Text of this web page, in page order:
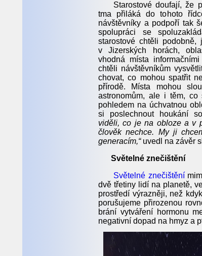
Starostové doufají, že
tma přiláká do tohoto
návštěvníky a podpoří tak
spolupráci se
starostové chtěli podobně,
v Jizerských horách,
vhodná místa
chtěli návštěvníkům
chovat, co mohou spatřit
přírodě. Místa mohou
astronomům, ale i těm,
pohledem na úchvatnou
si poslechnout houkání
viděli, co je na obloze a v
člověk nechce. My ji
generacím,“uvedl na závěr
Světelné znečištění
Světelné znečištění
dvě třetiny lidí na planetě,
prostředí výrazněji, než
porušujeme přirozenou
brání vytváření hormonu
negativní dopad na hmyz a